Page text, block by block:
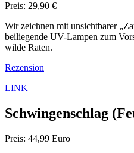
Preis: 29,90 €
Wir zeichnen mit unsichtbarer
beiliegende UV-Lampen zum
wilde Raten.
Rezension
LINK
Schwingenschlag
Preis: 44,99 Euro